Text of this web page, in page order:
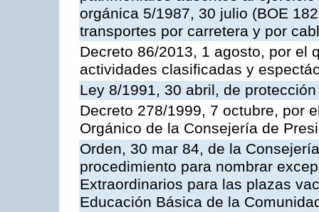
orgánica 5/1987, 30 julio (BOE
transportes por carretera y por
Decreto 86/2013, 1 agosto, por el
actividades clasificadas y
Ley 8/1991, 30 abril, de
Decreto 278/1999, 7 octubre, por
Orgánico de la Consejería de
Orden, 30 mar 84, de la
procedimiento para nombrar
Extraordinarios para las plazas
Educación Básica de la